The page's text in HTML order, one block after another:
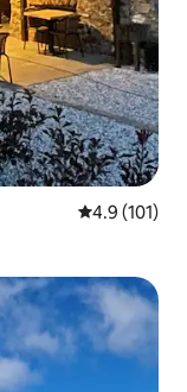
5 पैकी 4.9
4.9 (101)